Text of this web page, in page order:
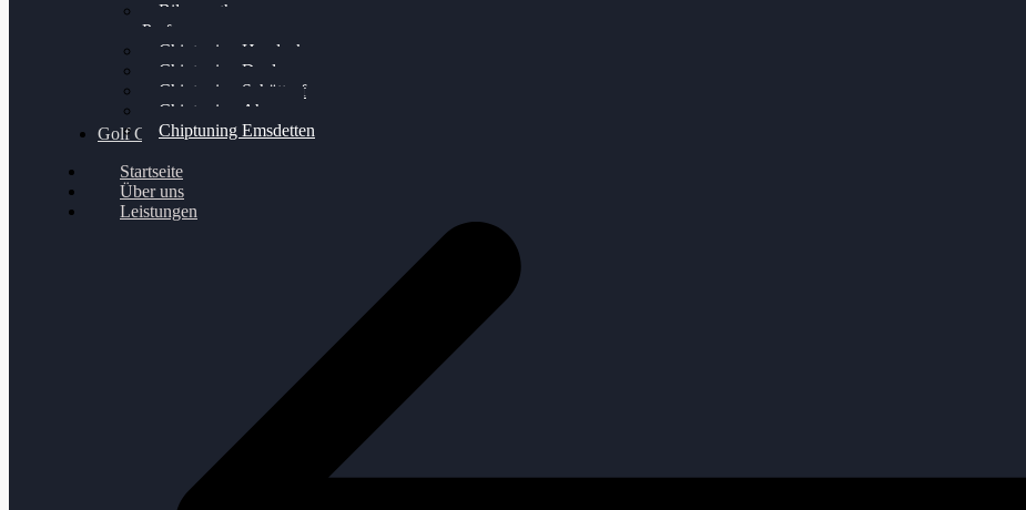
Bilgenroth
Performance
Chiptuning Herzlacke
Chiptuning Duelmen
Chiptuning Schüttorf
Chiptuning Ahaus
Chiptuning Emsdetten
Golf Gewinnspiel
Startseite
Über uns
Leistungen